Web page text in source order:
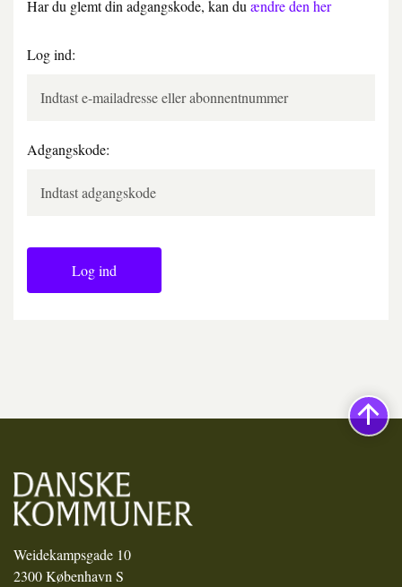
Har du glemt din adgangskode, kan du ændre den her
Log ind:
Adgangskode:
Log ind
Weidekampsgade 10
2300 København S